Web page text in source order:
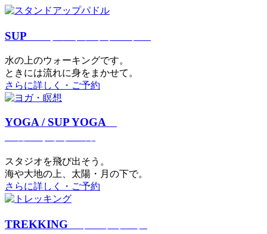
SUP
⽔の上のウォーキングです。
ときには流れに身をまかせて。
さらに詳しく・ご予約
YOGA / SUP YOGA
スタジオを⾶び出そう。
海や大地の上、太陽・⽉の下で。
さらに詳しく・ご予約
TREKKING